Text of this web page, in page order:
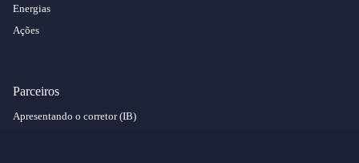
Energias
Ações
Parceiros
Apresentando o corretor (IB)